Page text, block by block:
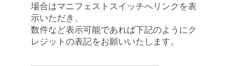
場合はマニフェストスイッチへリンクを表
示いただき、
数件など表示可能であれば下記のようにク
レジットの表記をお願いいたします。